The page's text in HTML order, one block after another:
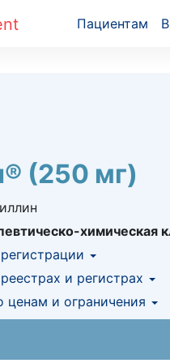
Пациентам
(250 мг)
химическая
в РК:№ РК-ЛС-
в РК:
и регистрах
в
в Список
и ограничения